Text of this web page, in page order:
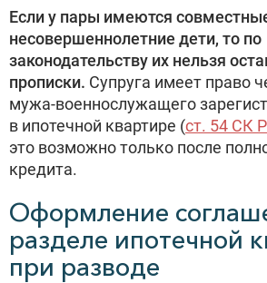
Если у пары имеются
несовершеннолетние дети, то по
законодательству их нельзя
прописки. Супруга имеет право
мужа-военнослужащего
в ипотечной квартире (ст. 54 СК
это возможно только после
кредита.
Оформление
разделе ипотечной
при разводе